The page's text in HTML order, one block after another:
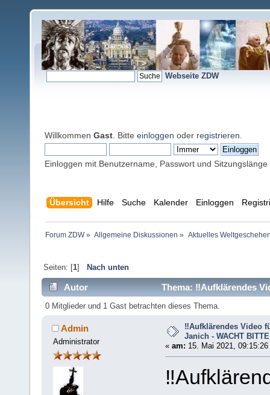
Webseite ZDW
Willkommen Gast . Bitte einloggen oder registrieren
Einloggen mit Benutzername, Passwort und Sitzungslänge
Übersicht Hilfe Suche Kalender Einloggen
Forum ZDW» Allgemeine Diskussionen » Aktuelles
Seiten: [1] Nach unten
Autor
Thema: ‼️Aufklärendes
6894 mal)
0 Mitglieder und 1 Gast betrachten dieses Thema.
Admin
Administrator
‼️Aufklärendes Video
Janich - WACHT
« am: 15. Mai 2021, 09:15:26